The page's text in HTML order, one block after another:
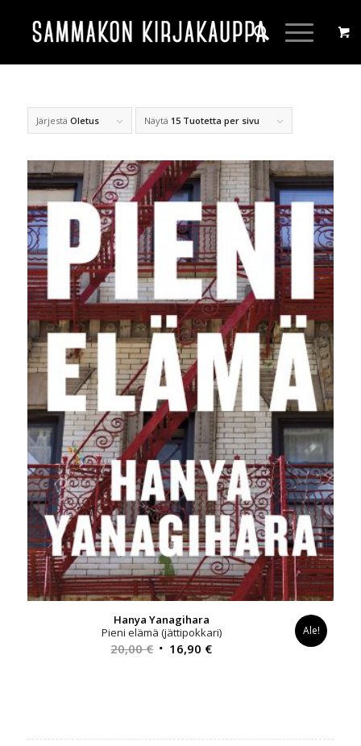
Järjestä Oletus Näytä 15 Tuotetta per sivu
Hanya Yanagihara
Pieni elämä (jättipokkari)
20,00€ Alkuperäinen
16,90 €Nykyinen
Ale!